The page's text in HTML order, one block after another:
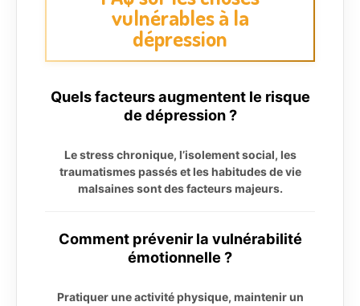
vulnérables à la
dépression
Quels facteurs augmentent le risque
de dépression ?
Le stress chronique, l’isolement social, les
traumatismes passés et les habitudes de vie
malsaines sont des facteurs majeurs.
Comment prévenir la vulnérabilité
émotionnelle ?
Pratiquer une activité physique, maintenir un